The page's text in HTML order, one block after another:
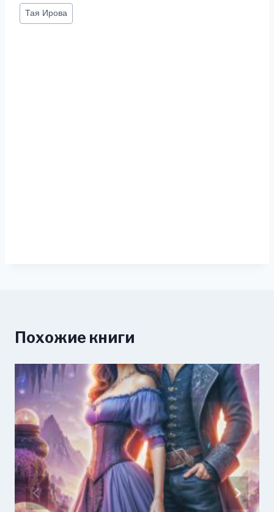
Метки
записи:
Тая Ирова
Похожие книги